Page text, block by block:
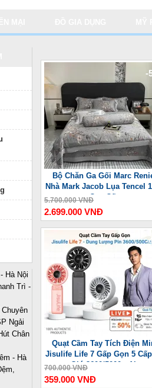
-
Bộ Chăn Ga Gối Marc
Nhà Mark Jacob Lụa Tencel
Cao Cấp
5.700.000 VNĐ
2.699.000 VNĐ
-
Quạt Cầm Tay Tích Điện
Jisulife Life 7 Gấp Gọn 5
Gió 3600/5000mAh
700.000 VNĐ
359.000 VNĐ
Hà Nội
Trì -
Ngải
Chân
- Hà